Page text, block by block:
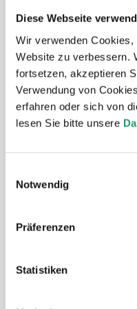
Diese Webseite
Wir verwenden
Website zu verbessern.
fortsetzen, akzeptieren
Verwendung von
erfahren oder sich von
lesen Sie bitte unsere
Notwendig
Präferenzen
Statistiken
langlebig, dank
Verwendung
Sollte doch einmal
Lichtfachgeschäft